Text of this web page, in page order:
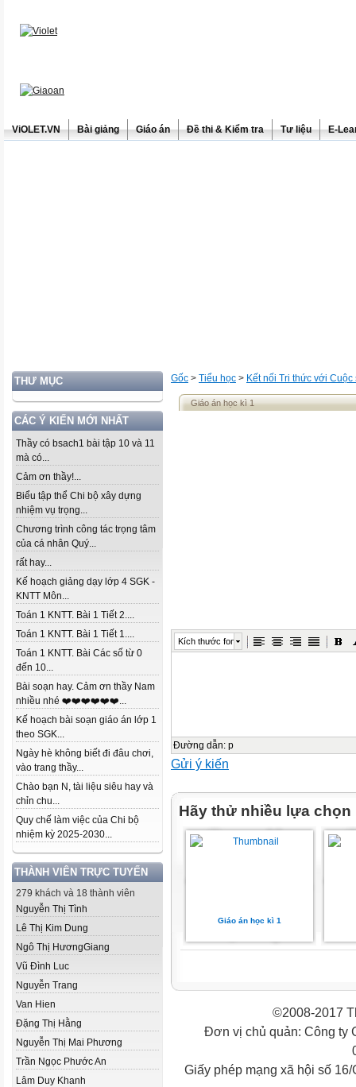
ViOLET.VN Bài giảng Giáo án Đề thi & Kiểm tra Tư liệu E-
THƯ MỤC
CÁC Ý KIẾN MỚI NHẤT
Thầy có bsach1 bài tập 10 và 11
mà có...
Cảm ơn thầy!...
Biểu tập thể Chi bộ xây dựng
nhiệm vụ trọng...
Chương trình công tác trọng tâm
của cá nhân Quý...
rất hay...
Kế hoạch giảng dạy lớp 4 SGK -
KNTT Môn...
Toán 1 KNTT. Bài 1 Tiết 2....
Toán 1 KNTT. Bài 1 Tiết 1....
Toán 1 KNTT. Bài Các số từ 0
đến 10...
Bài soạn hay. Cảm ơn thầy Nam
nhiều nhé ❤️❤️❤️❤️❤️❤️...
Kế hoạch bài soạn giáo án lớp 1
theo SGK...
Ngày hè không biết đi đâu chơi,
vào trang thầy...
Chào bạn N, tài liệu siêu hay và
chỉn chu...
Quy chế làm việc của Chi bộ
nhiệm kỳ 2025-2030...
THÀNH VIÊN TRỰC TUYẾN
279 khách và 18 thành viên
Nguyễn Thị Tình
Lê Thị Kim Dung
Ngô Thị HươngGiang
Vũ Đình Luc
Nguyễn Trang
Van Hien
Đặng Thị Hằng
Nguyễn Thị Mai Phương
Trần Ngọc Phước An
Lâm Duy Khanh
Gốc > Tiểu học > Kết nối Tri thức với Cuộc
Giáo án học kì 1
Kích thước font
Đường dẫn: p
Gửi ý kiến
Hãy thử nhiều lựa chọn
Giáo án học kì 1
©2008-2017
Đơn vị chủ quản: Công ty
Giấy phép mạng xã hội số